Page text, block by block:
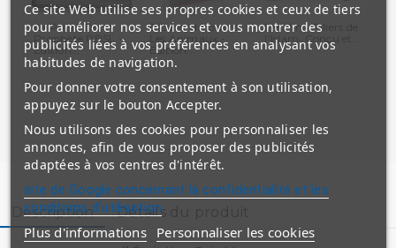
La Prière Du
Prophète PBSL -
Edition...
Bibam, découvre
Les Animaux -
Edition...
Les Cinq Piliers de
l'Islam, Conçu et...
Description Détails du produit
Ce site Web utilise ses propres cookies et ceux de tiers
pour améliorer nos services et vous montrer des
publicités liées à vos préférences en analysant vos
habitudes de navigation.
Pour donner votre consentement à son utilisation,
appuyez sur le bouton Accepter.
Nous utilisons des cookies pour personnaliser les
annonces, afin de vous proposer des publicités
adaptées à vos centres d'intérêt.
site de Google concernant la confidentialité et les
conditions d'utilisation
Plus d'informations Personnaliser les cookies